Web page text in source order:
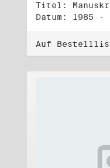
Datum: 1985 -
Auf